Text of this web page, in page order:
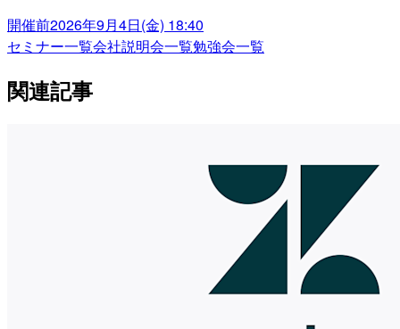
開催前2026年9月4日(金) 18:40
セミナー一覧会社説明会一覧勉強会一覧
関連記事